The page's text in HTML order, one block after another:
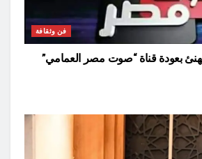
فن وثقافة
بعودة قناة “صوت مصر العمامي”